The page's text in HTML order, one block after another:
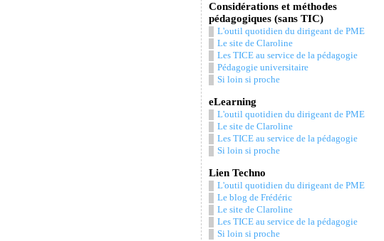
Considérations et méthodes
pédagogiques (sans TIC)
L'outil quotidien du dirigeant de PME
Le site de Claroline
Les TICE au service de la pédagogie
Pédagogie universitaire
Si loin si proche
eLearning
L'outil quotidien du dirigeant de PME
Le site de Claroline
Les TICE au service de la pédagogie
Si loin si proche
Lien Techno
L'outil quotidien du dirigeant de PME
Le blog de Frédéric
Le site de Claroline
Les TICE au service de la pédagogie
Si loin si proche